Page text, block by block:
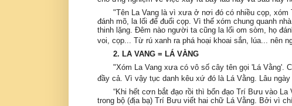
"Tên La Vang là vì xưa ở nơi đó có nhiều cọp,
đánh mõ, la lối để đuổi cọp. Vì thế xóm chung quanh
thinh lặng. Đêm nào người ta cũng la lối om sòm, họ
voi, cọp... Từ rú xanh ra phá hoại khoai sắn, lúa... nên
2. LA VANG = LÁ VẰNG
"Xóm La Vang xưa có vô số cây tên gọi 'Lá Vằng'.
đầy cả. Vì vậy tục danh kêu xứ đó là Lá Vằng. Lâu
“Khi hết cơn bắt đạo rồi thì bổn đạo Trí Bưu vào
trong bộ (địa bạ) Trí Bưu viết hai chữ Lá Vằng. Bởi vì